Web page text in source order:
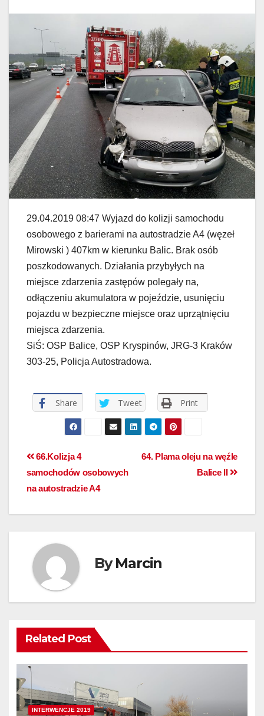
29.04.2019 08:47 Wyjazd do kolizji samochodu
osobowego z barierami na autostradzie A4 (węzeł
Mirowski ) 407km w kierunku Balic. Brak osób
poszkodowanych. Działania przybyłych na
miejsce zdarzenia zastępów polegały na,
odłączeniu akumulatora w pojeździe, usunięciu
pojazdu w bezpieczne miejsce oraz uprzątnięciu
miejsca zdarzenia.
SiŚ: OSP Balice, OSP Kryspinów, JRG-3 Kraków
303-25, Policja Autostradowa.
Share Tweet Print
64. Plama oleju na węźle
Balice II
66.Kolizja 4
samochodów osobowych
na autostradzie A4
ByMarcin
Related Post
INTERWENCJE 2019